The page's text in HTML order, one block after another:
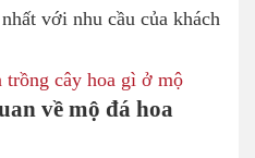
với nhu cầu của khách
trồng cây hoa gì ở mộ
về mộ đá hoa